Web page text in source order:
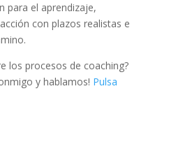
para el aprendizaje,
con plazos realistas e
los procesos de coaching?
y hablamos! Pulsa